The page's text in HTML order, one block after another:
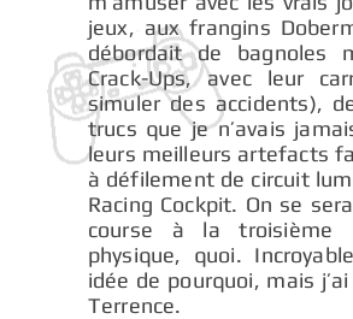
jeux, aux frangins
débordait de bagnoles
Crack-Ups, avec leur
simuler des accidents),
trucs que je n’avais
leurs meilleurs artefacts
à défilement de circuit
Racing Cockpit. On se
course à la troisième
physique, quoi.
idée de pourquoi, mais
Terrence.